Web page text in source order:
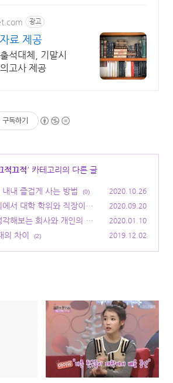
광고
료 제공
석대체, 기말시
고사 제공
구독하기
적끄적' 카테고리의 다른 글
내 즐겁게 사는 방법 (0) 2020.10.26
서 대학 학위와 직장이란? 2020.09.20
해보는 회사와 개인의 관
2020.01.10
차이 (2) 2019.12.02